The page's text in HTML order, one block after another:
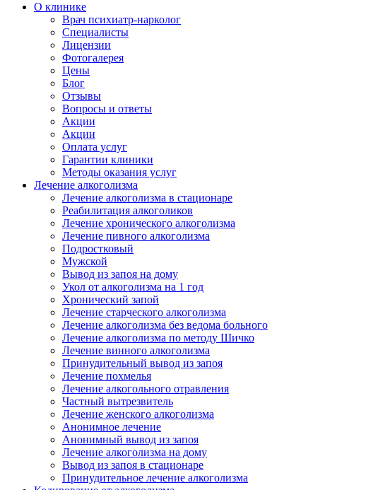
О клинике
Врач психиатр-нарколог
Специалисты
Лицензии
Фотогалерея
Цены
Блог
Отзывы
Вопросы и ответы
Акции
Акции
Оплата услуг
Гарантии клиники
Методы оказания услуг
Лечение алкоголизма
Лечение алкоголизма в стационаре
Реабилитация алкоголиков
Лечение хронического алкоголизма
Лечение пивного алкоголизма
Подростковый
Мужской
Вывод из запоя на дому
Укол от алкоголизма на 1 год
Хронический запой
Лечение старческого алкоголизма
Лечение алкоголизма без ведома больного
Лечение алкоголизма по методу Шичко
Лечение винного алкоголизма
Принудительный вывод из запоя
Лечение похмелья
Лечение алкогольного отравления
Частный вытрезвитель
Лечение женского алкоголизма
Анонимное лечение
Анонимный вывод из запоя
Лечение алкоголизма на дому
Вывод из запоя в стационаре
Принудительное лечение алкоголизма